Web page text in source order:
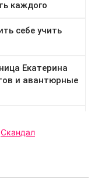
Скандал